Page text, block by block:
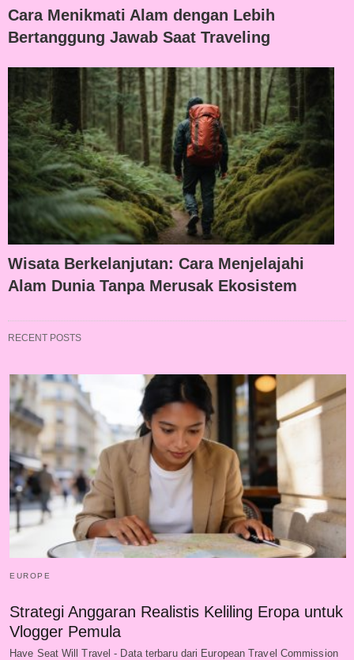
Cara Menikmati Alam dengan Lebih
Bertanggung Jawab Saat Traveling
Wisata Berkelanjutan: Cara Menjelajahi
Alam Dunia Tanpa Merusak Ekosistem
RECENT POSTS
EUROPE
Strategi Anggaran Realistis Keliling Eropa untuk
Vlogger Pemula
Have Seat Will Travel - Data terbaru dari European Travel Commission